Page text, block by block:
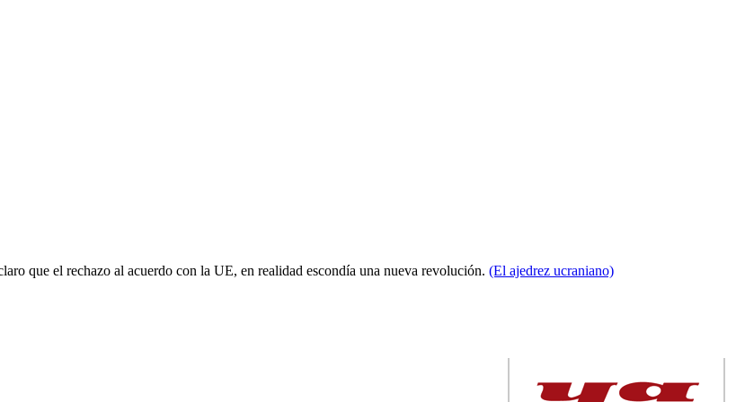
que el rechazo al acuerdo con la UE, en realidad escondía una nueva revolución. (El ajedrez ucraniano)